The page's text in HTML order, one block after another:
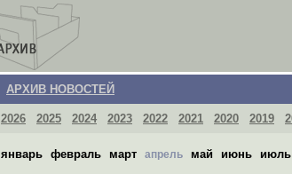
АРХИВ НОВОСТЕЙ
2026 2025 2024 2023 2022 2021 2020 2019
январь февраль март апрель май июнь июль